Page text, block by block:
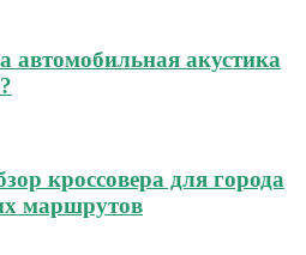
автомобильная акустика
кроссовера для города
маршрутов